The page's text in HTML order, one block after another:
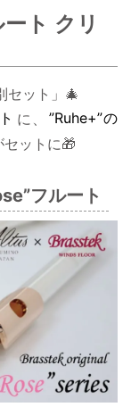
ート クリ
セット」🎄
に、
”Ruhe+”の
セットに🎁
フルート